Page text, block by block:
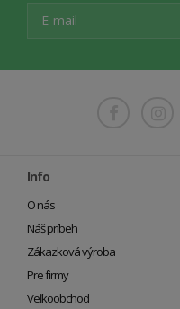
Info
O nás
Náš príbeh
Zákazková výroba
Pre firmy
Veľkoobchod